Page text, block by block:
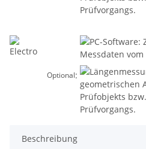
Optional:
Beschreibung